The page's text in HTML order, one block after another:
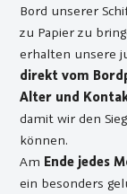
Bord unserer
zu Papier zu
erhalten unsere
direkt vom
Alter und
damit wir den
können.
Am Ende jedes
ein besonders